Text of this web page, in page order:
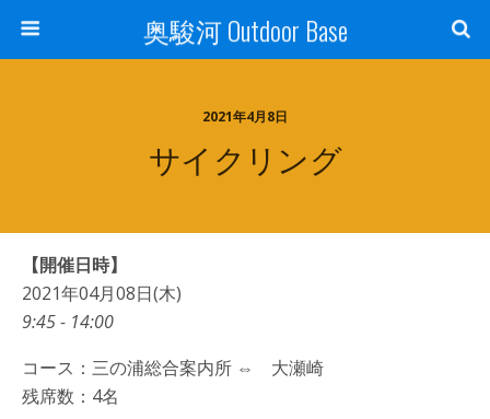
奥駿河 Outdoor Base
2021年4月8日
サイクリング
【開催日時】
2021年04月08日(木)
9:45 - 14:00
コース：三の浦総合案内所 ⇔ 大瀬崎
残席数：4名